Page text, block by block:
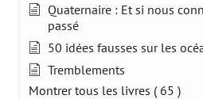
Quaternaire : Et si nous
passé
50 idées fausses sur les
Tremblements
Montrer tous les livres ( 65 )